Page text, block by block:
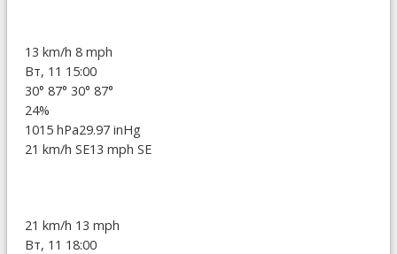
13 km/h 8 mph
Вт, 11 15:00
30° 87° 30° 87°
24%
1015 hPa29.97 inHg
21 km/h SE13 mph SE
21 km/h 13 mph
Вт, 11 18:00